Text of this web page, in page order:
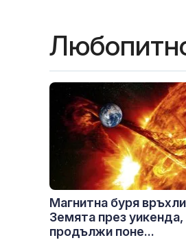
Магнитна буря
Земята през
продължи поне...